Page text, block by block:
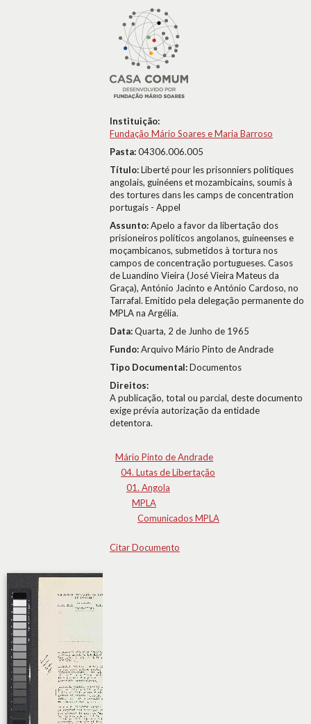
Instituição:
Fundação Mário Soares e Maria Barroso
Pasta:04306.006.005
Título:Liberté pour les prisonniers politiques
angolais, guinéens et mozambicains, soumis à
des tortures dans les camps de concentration
portugais - Appel
Assunto:Apelo a favor da libertação dos
prisioneiros políticos angolanos, guineenses e
moçambicanos, submetidos à tortura nos
campos de concentração portugueses. Casos
de Luandino Vieira (José Vieira Mateus da
Graça), António Jacinto e António Cardoso, no
Tarrafal. Emitido pela delegação permanente do
MPLA na Argélia.
Data:Quarta, 2 de Junho de 1965
Fundo:Arquivo Mário Pinto de Andrade
Tipo Documental:Documentos
Direitos:
A publicação, total ou parcial, deste documento
exige prévia autorização da entidade
detentora.
Mário Pinto de Andrade
04. Lutas de Libertação
01. Angola
MPLA
Comunicados MPLA
Citar Documento